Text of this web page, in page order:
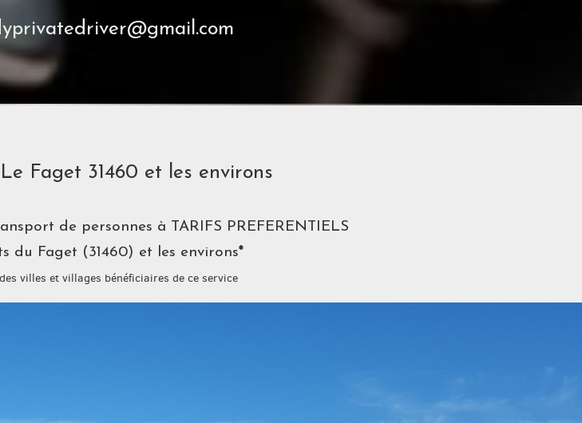
Faget 31460 et les environs
de personnes à TARIFS PREFERENTIELS
du Faget (31460) et les environs*
villes et villages bénéficiaires de ce service